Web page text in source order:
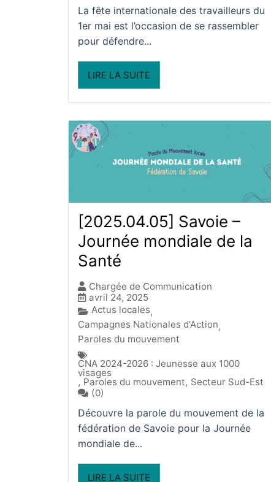
La fête internationale des travailleurs du
1er mai est l’occasion de se rassembler
pour défendre...
LIRE LA SUITE
[2025.04.05] Savoie –
Journée mondiale de la
Santé
Chargée de Communication
avril 24, 2025
Actus locales,
Campagnes Nationales d'Action,
Paroles du mouvement
CNA 2024-2026 : Jeunesse aux 1000
visages
, Paroles du mouvement, Secteur Sud-Est
(0)
Découvre la parole du mouvement de la
fédération de Savoie pour la Journée
mondiale de...
LIRE LA SUITE